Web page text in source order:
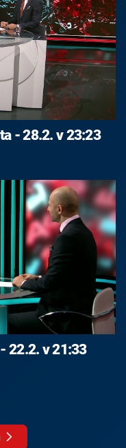
- 28.2. v 23:23
22.2. v 21:33